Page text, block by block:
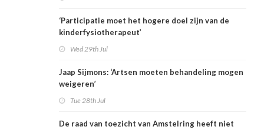
‘Participatie moet het hogere doel zijn van de
kinderfysiotherapeut’
Wed 29th Jul
Jaap Sijmons: ‘Artsen moeten behandeling mogen
weigeren’
Tue 28th Jul
De raad van toezicht van Amstelring heeft niet